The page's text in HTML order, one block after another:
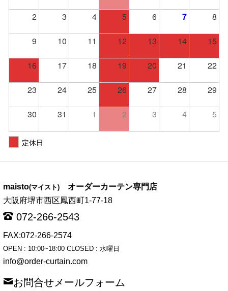
2 3 4 5 6 7 8
9 10 11 12 13 14 15
16 17 18 19 20 21 22
23 24 25 26 27 28 29
30 31 1 2 3 4 5
定休日
maisto(マイスト) オーダーカーテン専門店
大阪府堺市西区鳳西町1-77-18
072-266-2543
FAX:072-266-2574
OPEN : 10:00~18:00 CLOSED : 水曜日
info@order-curtain.com
お問合せメールフォーム